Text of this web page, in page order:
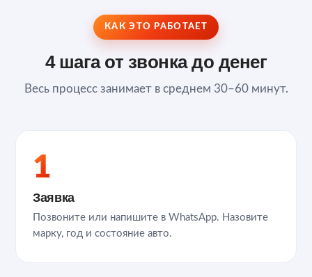
КАК ЭТО РАБОТАЕТ
4 шага от звонка до денег
Весь процесс занимает в среднем 30–60 минут.
1
Заявка
Позвоните или напишите в WhatsApp. Назовите
марку, год и состояние авто.